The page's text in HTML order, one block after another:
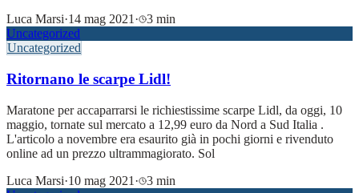
Luca Marsi·14 mag 2021 ·
3 min
Uncategorized
Uncategorized
Ritornano le scarpe Lidl!
Maratone per accaparrarsi le richiestissime scarpe Lidl, da oggi, 10
maggio, tornate sul mercato a 12,99 euro da Nord a Sud Italia .
L'articolo a novembre era esaurito già in pochi giorni e rivenduto
online ad un prezzo ultrammagiorato. Sol
Luca Marsi·10 mag 2021 ·
3 min